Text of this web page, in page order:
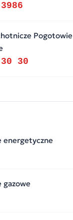
Pogotowie
30
energetyczne
gazowe